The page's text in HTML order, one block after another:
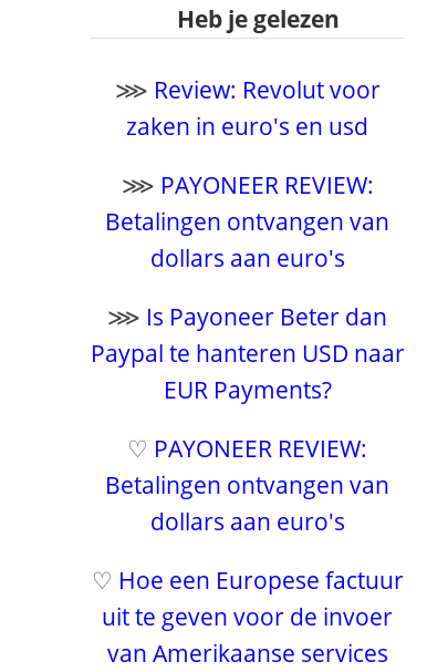
Heb je gelezen
⋙ Review: Revolut voor
zaken in euro's en usd
⋙ PAYONEER REVIEW:
Betalingen ontvangen van
dollars aan euro's
⋙ Is Payoneer Beter dan
Paypal te hanteren USD naar
EUR Payments?
♡ PAYONEER REVIEW:
Betalingen ontvangen van
dollars aan euro's
♡ Hoe een Europese factuur
uit te geven voor de invoer
van Amerikaanse services